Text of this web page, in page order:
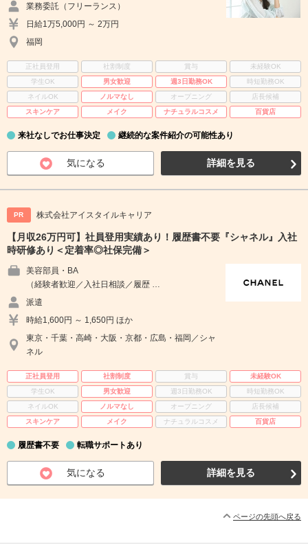
業務委託（フリーランス）
日給1万5,000円 ～ 2万円
福岡
正社員登用 社割制度 賞与
未経験OK
学生OK
男女歓迎 週3日勤務OK
時短勤務OK
ネイルOK
ノルマなし オープニング
店長候補
スキンケア
メイク ナチュラルコスメ 百貨店
来社なしでお仕事決定 継続的な案件紹介の可能性あり
気になる 詳細を見る
PR 株式会社アイスタイルキャリア
【月収26万円可】社員登用実績あり！履歴書不要『シャネル』入社
時研修あり＜定着率◎社保完備＞
美容部員・BA
（経験者歓迎／入社日相談／履歴 …
派遣
時給1,600円 ～ 1,650円 ほか
東京・千葉・高崎・大阪・京都・広島・福岡／シャ
ネル
正社員登用 社割制度 賞与
未経験OK
学生OK
男女歓迎 週3日勤務OK
時短勤務OK
ネイルOK
ノルマなし オープニング
店長候補
スキンケア
メイク ナチュラルコスメ 百貨店
履歴書不要 転職サポートあり
気になる 詳細を見る
ページの先頭へ戻る